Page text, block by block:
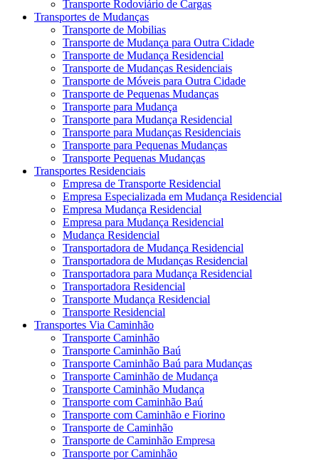
Transporte Rodoviário de Cargas
Transportes de Mudanças
Transporte de Mobilias
Transporte de Mudança para Outra Cidade
Transporte de Mudança Residencial
Transporte de Mudanças Residenciais
Transporte de Móveis para Outra Cidade
Transporte de Pequenas Mudanças
Transporte para Mudança
Transporte para Mudança Residencial
Transporte para Mudanças Residenciais
Transporte para Pequenas Mudanças
Transporte Pequenas Mudanças
Transportes Residenciais
Empresa de Transporte Residencial
Empresa Especializada em Mudança Residencial
Empresa Mudança Residencial
Empresa para Mudança Residencial
Mudança Residencial
Transportadora de Mudança Residencial
Transportadora de Mudanças Residencial
Transportadora para Mudança Residencial
Transportadora Residencial
Transporte Mudança Residencial
Transporte Residencial
Transportes Via Caminhão
Transporte Caminhão
Transporte Caminhão Baú
Transporte Caminhão Baú para Mudanças
Transporte Caminhão de Mudança
Transporte Caminhão Mudança
Transporte com Caminhão Baú
Transporte com Caminhão e Fiorino
Transporte de Caminhão
Transporte de Caminhão Empresa
Transporte por Caminhão